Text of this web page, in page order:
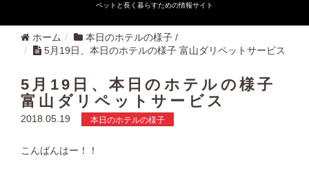
ペットと長く暮らすための情報サイト
ホーム 本日のホテルの様子 /
5月19日、本日のホテルの様子 富山ダリペットサービス
5月19日、本日のホテルの様子
富山ダリペットサービス
2018.05.19 本日のホテルの様子
こんばんはー！！